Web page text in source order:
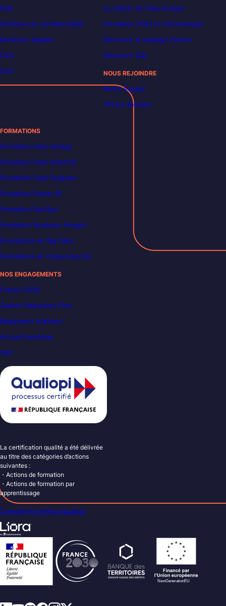
FAQ
Politique de confidentialité
Mentions légales
CGU
CGV
Le métier de Data Analyst
Formation POEI en informatique
Découvrir le langage Python
Découvrir SQL
NOUS REJOINDRE
Notre équipe
Offres d’emploi
FORMATIONS
Formation Data Analyst
Formation Data Scientist
Formation Data Engineer
Formation Power BI
Formation DevOps
Formation Business Analyst
Formations en Big Data
Formations en Cybersécurité
NOS ENGAGEMENTS
France 2030
Carbon Reduction Plan
Règlement intérieur
Accueil handicap
VAE
La certification qualité a été délivrée
au titre des catégories d’actions
suivantes :
・Actions de formation
・Actions de formation par
apprentissage
Consulter le certificat Qualiopi